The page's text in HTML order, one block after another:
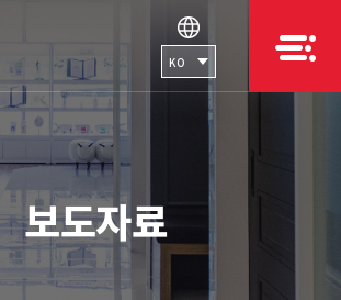
KO
보도자료